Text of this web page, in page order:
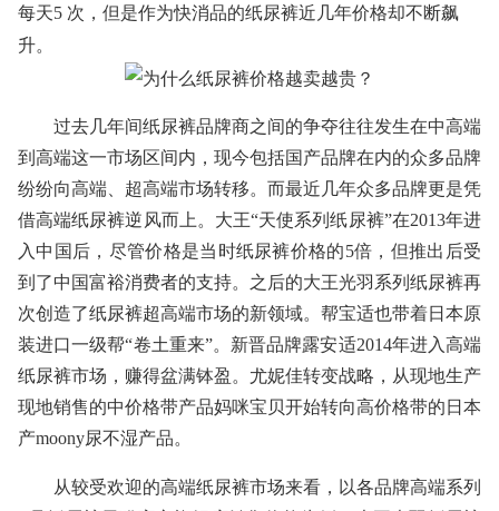
每天5 次，但是作为快消品的纸尿裤近几年价格却不断飙
升。
过去几年间纸尿裤品牌商之间的争夺往往发生在中高端
到高端这一市场区间内，现今包括国产品牌在内的众多品牌
纷纷向高端、超高端市场转移。而最近几年众多品牌更是凭
借高端纸尿裤逆风而上。大王“天使系列纸尿裤”在2013年进
入中国后，尽管价格是当时纸尿裤价格的5倍，但推出后受
到了中国富裕消费者的支持。之后的大王光羽系列纸尿裤再
次创造了纸尿裤超高端市场的新领域。帮宝适也带着日本原
装进口一级帮“卷土重来”。新晋品牌露安适2014年进入高端
纸尿裤市场，赚得盆满钵盈。尤妮佳转变战略，从现地生产
现地销售的中价格带产品妈咪宝贝开始转向高价格带的日本
产moony尿不湿产品。
从较受欢迎的高端纸尿裤市场来看，以各品牌高端系列